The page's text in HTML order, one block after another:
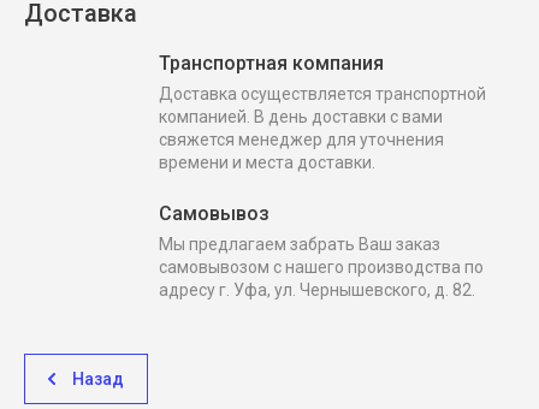
Доставка
Транспортная компания
Доставка осуществляется транспортной
компанией. В день доставки с вами
свяжется менеджер для уточнения
времени и места доставки.
Самовывоз
Мы предлагаем забрать Ваш заказ
самовывозом с нашего производства по
адресу г. Уфа, ул. Чернышевского, д. 82.
Назад